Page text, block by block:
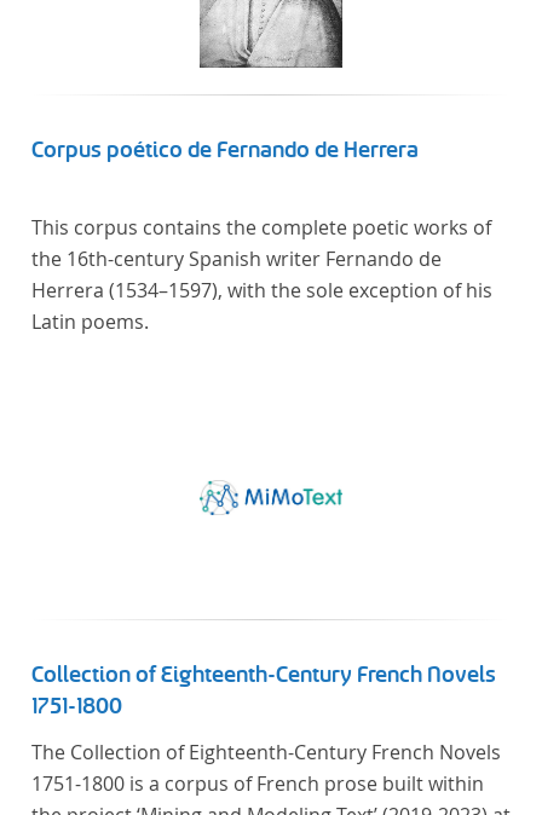
Künstler unterstützte, die sich bereits um die
„Farbenlehre“ verdient gemacht hatten oder Willens
Corpus poético de Fernando de Herrera
This corpus contains the complete poetic works of
the 16th-century Spanish writer Fernando de
Herrera (1534–1597), with the sole exception of his
Latin poems.
Collection of Eighteenth-Century French Novels
1751-1800
The Collection of Eighteenth-Century French Novels
1751-1800 is a corpus of French prose built within